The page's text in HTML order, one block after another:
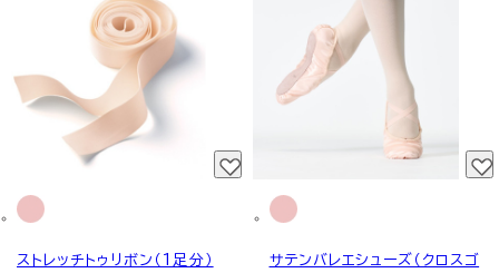
ストレッチトゥリボン（1足分）
サテンバレエシューズ（クロスゴ